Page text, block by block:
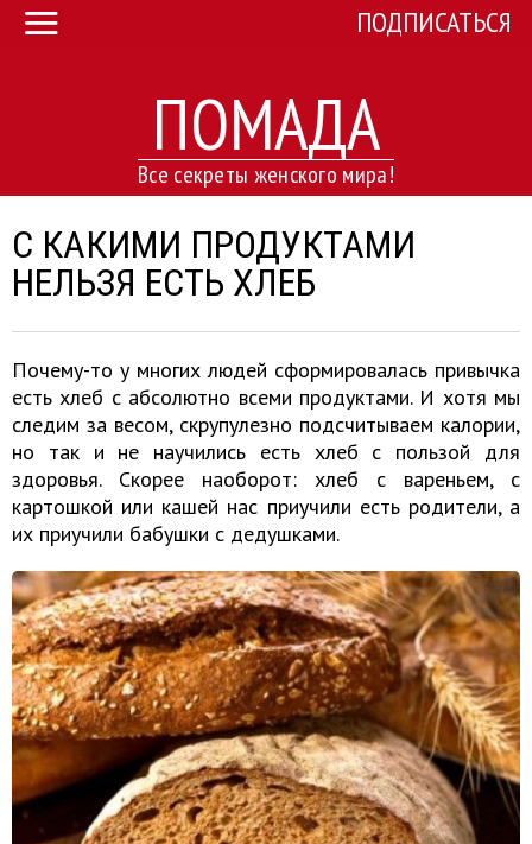
ПОМАДА
Все секреты женского мира!
ПОДПИСАТЬСЯ
С КАКИМИ ПРОДУКТАМИ
НЕЛЬЗЯ ЕСТЬ ХЛЕБ
Почему-то у многих людей сформировалась привычка
есть хлеб с абсолютно всеми продуктами. И хотя мы
следим за весом, скрупулезно подсчитываем калории,
но так и не научились есть хлеб с пользой для
здоровья. Скорее наоборот: хлеб с вареньем, с
картошкой или кашей нас приучили есть родители, а
их приучили бабушки с дедушками.